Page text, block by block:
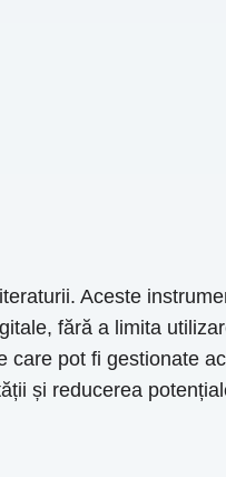
Aceste
fără a limita
care pot fi gestionate
și reducerea